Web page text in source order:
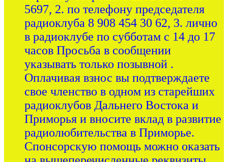
5697, 2. по телефону председателя
радиоклуба 8 908 454 30 62, 3. лично
в радиоклубе по субботам с 14 до 17
часов Просьба в сообщении
указывать только позывной .
Оплачивая взнос вы подтверждаете
свое членство в одном из старейших
радиоклубов Дальнего Востока и
Приморья и вносите вклад в развитие
радиолюбительства в Приморье.
Спонсорскую помощь можно оказать